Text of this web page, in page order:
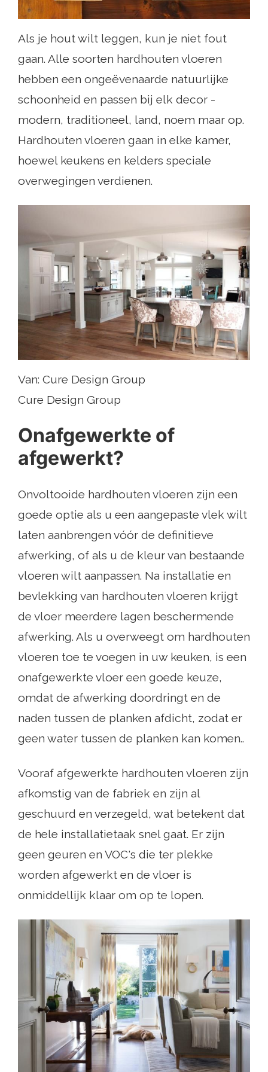
Als je hout wilt leggen, kun je niet fout
gaan. Alle soorten hardhouten vloeren
hebben een ongeëvenaarde natuurlijke
schoonheid en passen bij elk decor -
modern, traditioneel, land, noem maar op.
Hardhouten vloeren gaan in elke kamer,
hoewel keukens en kelders speciale
overwegingen verdienen.
Van: Cure Design Group
Cure Design Group
Onafgewerkte of
afgewerkt?
Onvoltooide hardhouten vloeren zijn een
goede optie als u een aangepaste vlek wilt
laten aanbrengen vóór de definitieve
afwerking, of als u de kleur van bestaande
vloeren wilt aanpassen. Na installatie en
bevlekking van hardhouten vloeren krijgt
de vloer meerdere lagen beschermende
afwerking. Als u overweegt om hardhouten
vloeren toe te voegen in uw keuken, is een
onafgewerkte vloer een goede keuze,
omdat de afwerking doordringt en de
naden tussen de planken afdicht, zodat er
geen water tussen de planken kan komen..
Vooraf afgewerkte hardhouten vloeren zijn
afkomstig van de fabriek en zijn al
geschuurd en verzegeld, wat betekent dat
de hele installatietaak snel gaat. Er zijn
geen geuren en VOC's die ter plekke
worden afgewerkt en de vloer is
onmiddellijk klaar om op te lopen.